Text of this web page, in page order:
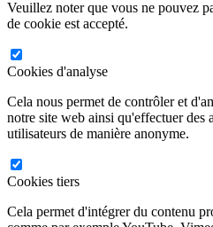
Veuillez noter que vous ne pouvez
de cookie est accepté.
Cookies d'analyse
Cela nous permet de contrôler et
notre site web ainsi qu'effectuer des
utilisateurs de manière anonyme.
Cookies tiers
Cela permet d'intégrer du contenu